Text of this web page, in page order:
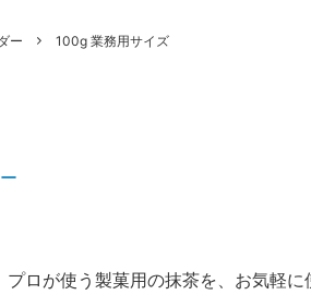
ほうじ茶
ー 100g 業務用サイズ
ロが使う製菓用の抹茶を、お気軽